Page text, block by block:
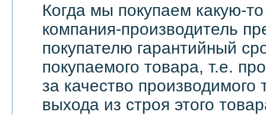
Когда мы покупаем какую-
компания-производитель
покупателю гарантийный
покупаемого товара, т.е.
за качество производимого
выхода из строя этого